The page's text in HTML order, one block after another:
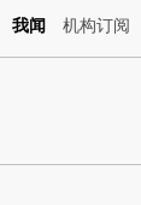
话：本文由第三
我闻 机构订阅